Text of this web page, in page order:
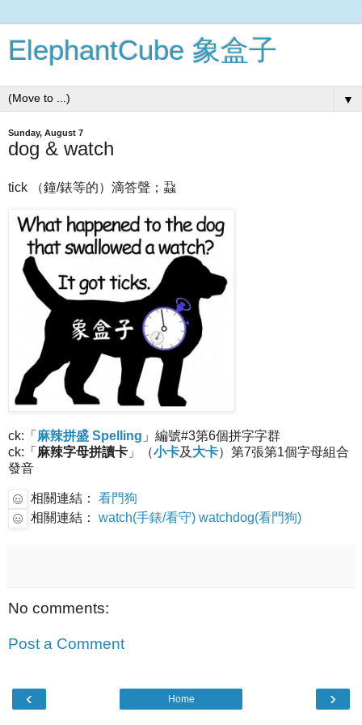
ElephantCube 象盒子
▼
Sunday, August 7
dog & watch
tick （鐘/錶等的）滴答聲；蝨
ck:「 麻辣拼盛 Spelling 」編號#3第6個拼字字群
ck:「 麻辣字母拼讀卡 」（小卡及 大卡）第7張第1個字母組合
發音
相關連結： 看門狗
相關連結： watch(手錶/看守) watchdog(看門狗)
No comments:
Post a Comment
‹ ›
Home